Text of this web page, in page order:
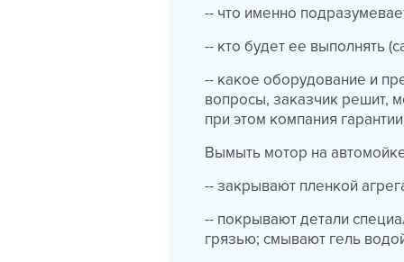
-- что именно
-- кто будет ее выполнять
-- какое оборудование и
вопросы, заказчик решит,
при этом компания
Вымыть мотор на
-- закрывают пленкой
-- покрывают детали
грязью; смывают гель